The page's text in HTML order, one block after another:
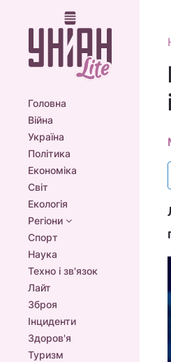
Головна
Війна
Україна
Політика
Економіка
Світ
Екологія
Регіони
Спорт
Наука
Техно і зв'язок
Лайт
Зброя
Інциденти
Здоров'я
Туризм